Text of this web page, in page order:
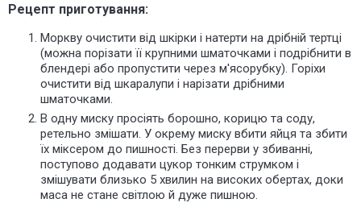
Рецепт приготування:
Моркву очистити від шкірки і натерти на дрібній тертці
(можна порізати її крупними шматочками і подрібнити в
блендері або пропустити через м'ясорубку). Горіхи
очистити від шкаралупи і нарізати дрібними
шматочками.
В одну миску просіять борошно, корицю та соду,
ретельно змішати. У окрему миску вбити яйця та збити
їх міксером до пишності. Без перерви у збиванні,
поступово додавати цукор тонким струмком і
змішувати близько 5 хвилин на високих обертах, доки
маса не стане світлою й дуже пишною.